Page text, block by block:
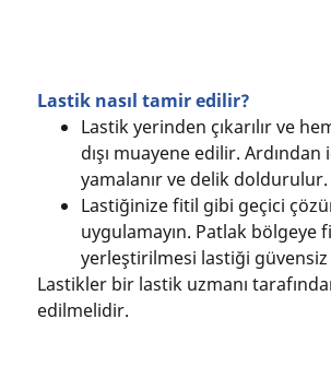
Lastik nasıl tamir edilir?
Lastik yerinden çıkarılır ve
dışı muayene edilir. Ardından
yamalanır ve delik doldurulur.
Lastiğinize fitil gibi geçici
uygulamayın. Patlak bölgeye
yerleştirilmesi lastiği
Lastikler bir lastik uzmanı
edilmelidir.